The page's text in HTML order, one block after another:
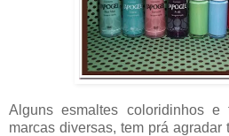
Alguns esmaltes coloridinhos e
marcas diversas, tem prá